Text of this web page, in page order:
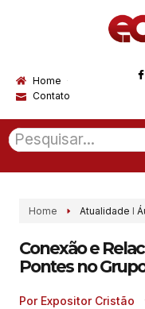
Home
Contato
Home Atualidade I
Conexão e
Pontes no
Por Expositor Cristão